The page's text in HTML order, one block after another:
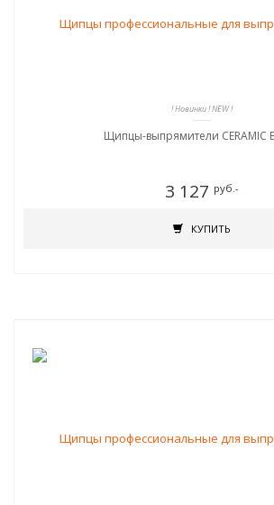
! Новинки ! NEW !
Щипцы-выпрямители CERAMIC
3 127 руб.-
КУПИТЬ